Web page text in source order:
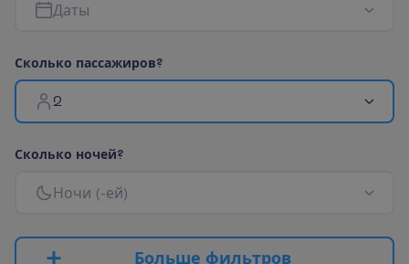
Даты
Сколько пассажиров?
2
Сколько ночей?
Ночи (-ей)
Больше фильтров